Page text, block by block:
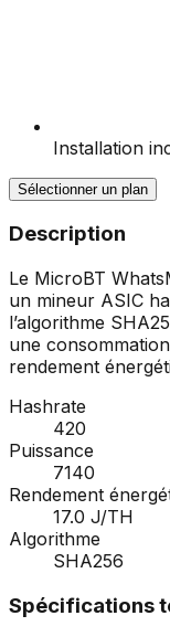
Installation
Sélectionner un plan
Description
Le MicroBT
un mineur ASIC
l’algorithme
une
rendement
Hashrate
420
Puissance
7140
Rendement
17.0 J/TH
Algorithme
SHA256
Spécifications